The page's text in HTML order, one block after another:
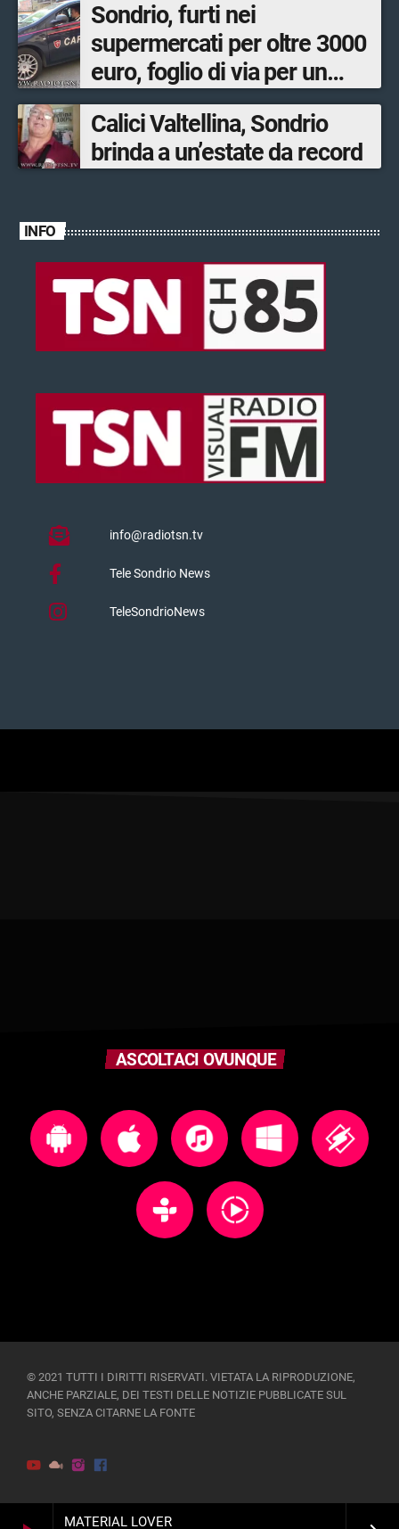
MATERIAL LOVER
Sondrio, furti nei
supermercati per oltre 3000
euro, foglio di via per un
ventinovenne
Calici Valtellina, Sondrio
brinda a un’estate da record
INFO
info@radiotsn.tv
Tele Sondrio News
TeleSondrioNews
ASCOLTACI OVUNQUE
© 2021 TUTTI I DIRITTI RISERVATI. VIETATA LA RIPRODUZIONE,
ANCHE PARZIALE, DEI TESTI DELLE NOTIZIE PUBBLICATE SUL
SITO, SENZA CITARNE LA FONTE